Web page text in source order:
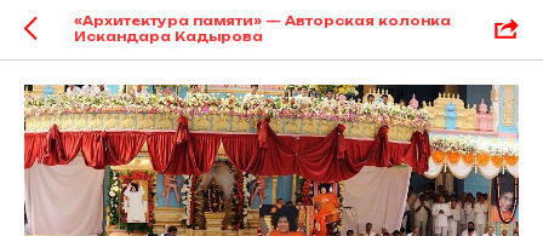
«Архитектура памяти» — Авторская колонка
Искандара Кадырова